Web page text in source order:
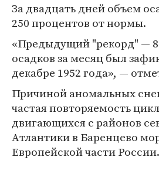
За двадцать дней объем
250 процентов от нормы.
«Предыдущий "рекорд" —
осадков за месяц был
декабре 1952 года», —
Причиной аномальных
частая повторяемость
двигающихся с районов
Атлантики в Баренцево
Европейской части России.